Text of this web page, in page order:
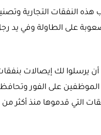
هذه النفقات التجارية
على الطاولة وفي يد
يرسلوا لك إيصالات
على الفور
التي قدموها منذ أكثر